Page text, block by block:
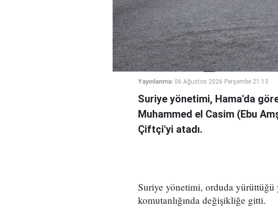
Yayınlanma: 06 Ağustos 2026 Perşembe 21:13
Suriye yönetimi, Hama'da
Muhammed el Casim (Ebu
Çiftçi'yi atadı.
Suriye yönetimi, orduda yürüttüğü
komutanlığında değişikliğe gitti.